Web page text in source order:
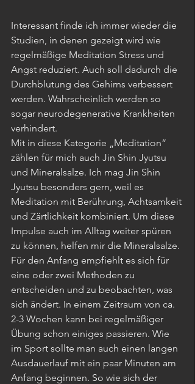
Interessant finde ich immer wieder die
Studien, in denen gezeigt wird wie
regelmäßige Meditation Stress und
Angst reduziert. Auch soll dadurch die
Durchblutung des Gehirns verbessert
werden. Wahrscheinlich werden so
sogar neurodegenerative Krankheiten
verhindert.
Mit in diese Kategorie „Meditation“
zählen für mich auch Jin Shin Jyutsu
und Mineralsalze. Ich mag Jin Shin
Jyutsu besonders gern, weil es
Meditation mit Berührung, Achtsamkeit
und Zärtlichkeit kombiniert. Um diese
Impulse auch im Alltag weiter spüren
zu können, helfen mir die Mineralsalze.
Für den Anfang empfiehlt es sich für
eine oder zwei Methoden zu
entscheiden und zu beobachten, was
sich ändert. In einem Zeitraum von ca.
2-3 Wochen kann bei regelmäßiger
Übung schon einiges passieren. Wie
im Sport sollte man auch einen langen
Ausdauerlauf mit ein paar Minuten am
Anfang beginnen. So wie sich der